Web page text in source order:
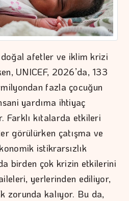
doğal afetler ve iklim krizi
UNICEF, 2026’da, 133
fazla çocuğun
yardıma ihtiyaç
Farklı kıtalarda etkileri
görülürken çatışma ve
istikrarsızlık
birden çok krizin etkilerini
yerlerinden ediliyor,
zorunda kalıyor. Bu da,